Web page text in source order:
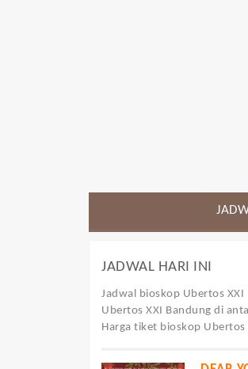
JADWAL HARI INI
Jadwal bioskop Ubertos XXI
Ubertos XXI Bandung di
Harga tiket bioskop